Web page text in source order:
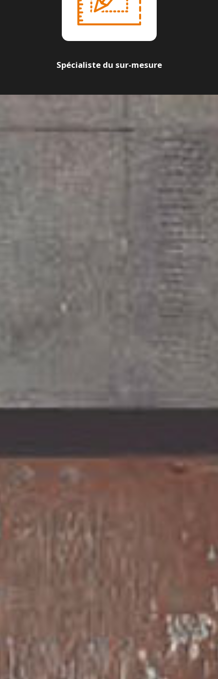
Spécialiste du sur-mesure